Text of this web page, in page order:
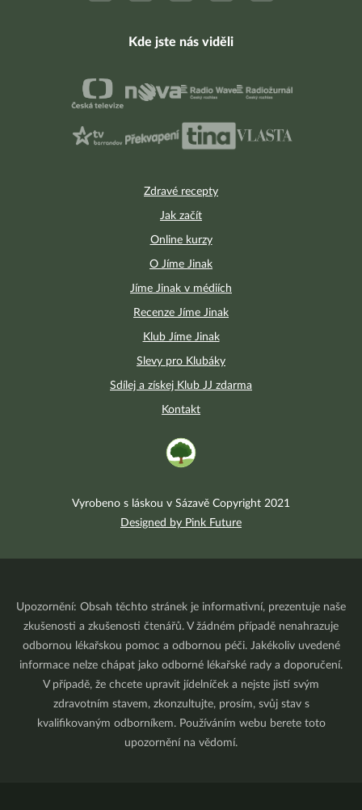
Zdravé recepty
Jak začít
Online kurzy
O Jíme Jinak
Jíme Jinak v médiích
Recenze Jíme Jinak
Klub Jíme Jinak
Slevy pro Klubáky
Sdílej a získej Klub JJ zdarma
Kontakt
Kde jste nás viděli
Vyrobeno s láskou v Sázavě Copyright 2021
Designed by Pink Future
Upozornění: Obsah těchto stránek je informativní, prezentuje naše
zkušenosti a zkušenosti čtenářů. V žádném případě nenahrazuje
odbornou lékařskou pomoc a odbornou péči. Jakékoliv uvedené
informace nelze chápat jako odborné lékařské rady a doporučení.
V případě, že chcete upravit jídelníček a nejste jistí svým
zdravotním stavem, zkonzultujte, prosím, svůj stav s
kvalifikovaným odborníkem. Používáním webu berete toto
upozornění na vědomí.